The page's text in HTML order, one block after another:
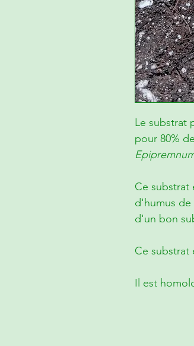
Le substrat
pour 80%
Ce substrat
d'humus
d'un bon
Ce substrat
Il est